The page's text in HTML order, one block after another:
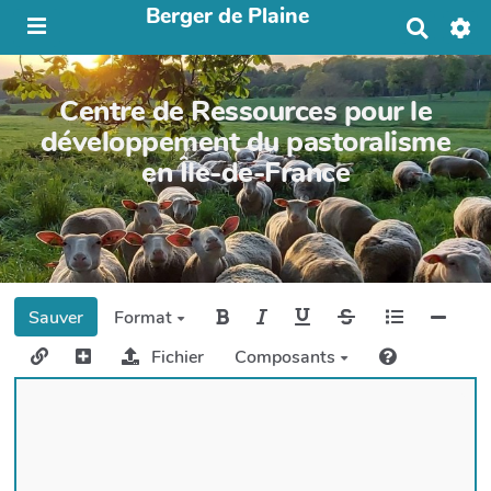
Berger de Plaine
h
e
r
c
h
e
r
Centre de Ressources pour le
développement du pastoralisme
en Île-de-France
Sauver
Format
Fichier
Composants